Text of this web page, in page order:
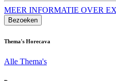
MEER INFORMATIE OVER
Bezoeken
Thema's Horecava
Alle Thema's